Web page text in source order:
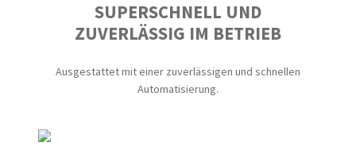
SUPERSCHNELL UND
ZUVERLÄSSIG IM BETRIEB
Ausgestattet mit einer zuverlässigen und schnellen
Automatisierung.